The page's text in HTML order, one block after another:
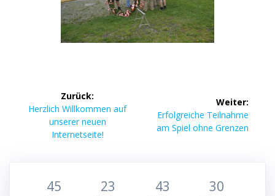
Beitragsnavigation
Zurück:
Vorheriger
Beitrag:
Herzlich Willkommen auf
unserer neuen
Internetseite!
Weiter:
Nächster
Beitrag:
Erfolgreiche Teilnahme
am Spiel ohne Grenzen
45 23 43 29